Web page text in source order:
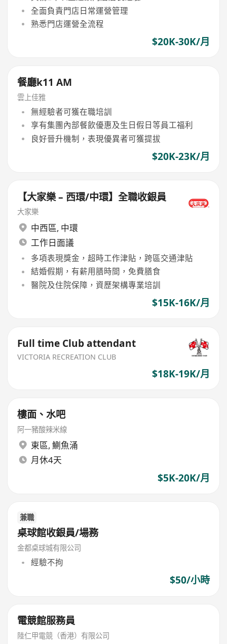
全面負責門店日常運營管理
熟悉門店運營全流程
$20K-30K/月
餐廳k11 AM
雲上佳雅
無經驗者可獲在職培訓
享有集團內部餐飲優惠及生日假日等員工福利
良好晉升機制，表現優異者可獲提拔
$20K-23K/月
【大家樂 – 西環/中環】全職收銀員
大家樂
中西區, 中環
工作日面議
多項表現獎金，超時工作津貼，跨區交通津貼
結婚假期，有薪用膳時間，免費膳食
醫院及住院保障，資歷架構專業培訓
$15K-16K/月
Full time Club attendant
VICTORIA RECREATION CLUB
$18K-19K/月
樓面、水吧
阿一豬酸辣米線
東區, 鰂魚涌
月休4天
$5K-20K/月
兼職
桌球館收銀員/場務
金都桌球城有限公司
經驗不拘
$50/小時
電競館服務員
陸仁甲電競（香港）有限公司